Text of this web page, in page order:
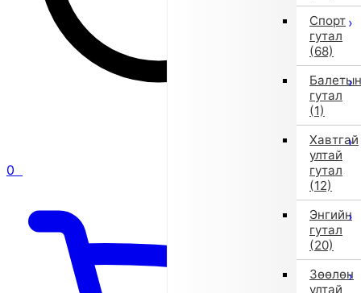
0
Спорт
гутал
(68)
Балетын
гутал
(1)
Хавтгай
ултай
гутал
(12)
Энгийн
гутал
(20)
Зөөлөн
ултай